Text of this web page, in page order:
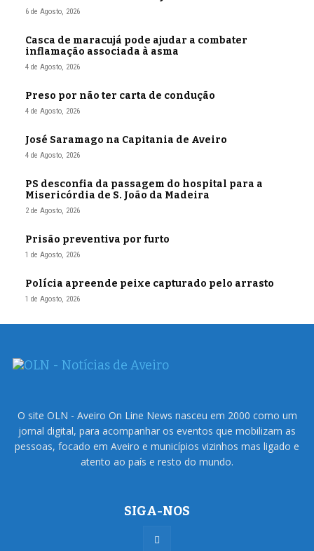
6 de Agosto, 2026
Casca de maracujá pode ajudar a combater
inflamação associada à asma
4 de Agosto, 2026
Preso por não ter carta de condução
4 de Agosto, 2026
José Saramago na Capitania de Aveiro
4 de Agosto, 2026
PS desconfia da passagem do hospital para a
Misericórdia de S. João da Madeira
2 de Agosto, 2026
Prisão preventiva por furto
1 de Agosto, 2026
Polícia apreende peixe capturado pelo arrasto
1 de Agosto, 2026
O site OLN - Aveiro On Line News nasceu em 2000 como um
jornal digital, para acompanhar os eventos que mobilizam as
pessoas, focado em Aveiro e municípios vizinhos mas ligado e
atento ao país e resto do mundo.
SIGA-NOS